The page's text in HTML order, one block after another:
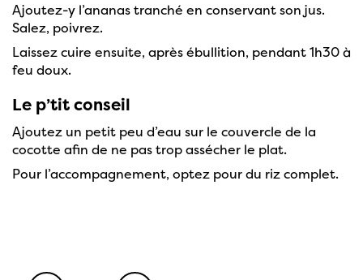
Ajoutez-y l’ananas tranché en conservant son jus.
Salez, poivrez.
Laissez cuire ensuite, après ébullition, pendant 1h30 à
feu doux.
Le p’tit conseil
Ajoutez un petit peu d’eau sur le couvercle de la
cocotte afin de ne pas trop assécher le plat.
Pour l’accompagnement, optez pour du riz complet.